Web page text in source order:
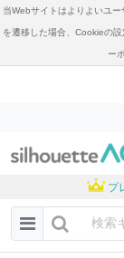
当Webサイトはよりよいユ
を遷移した場合、Cookieの
ー
プ